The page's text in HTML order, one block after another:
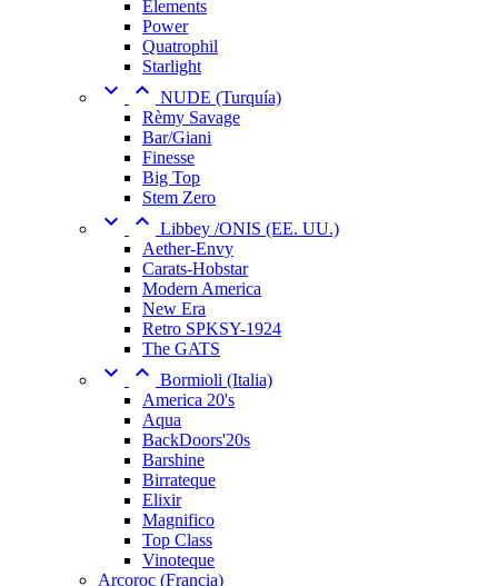
Elements
Power
Quatrophil
Starlight
  NUDE (Turquía)
Rèmy Savage
Bar/Giani
Finesse
Big Top
Stem Zero
  Libbey /ONIS (EE. UU.)
Aether-Envy
Carats-Hobstar
Modern America
New Era
Retro SPKSY-1924
The GATS
  Bormioli (Italia)
America 20's
Aqua
BackDoors'20s
Barshine
Birrateque
Elixir
Magnifico
Top Class
Vinoteque
Arcoroc (Francia)